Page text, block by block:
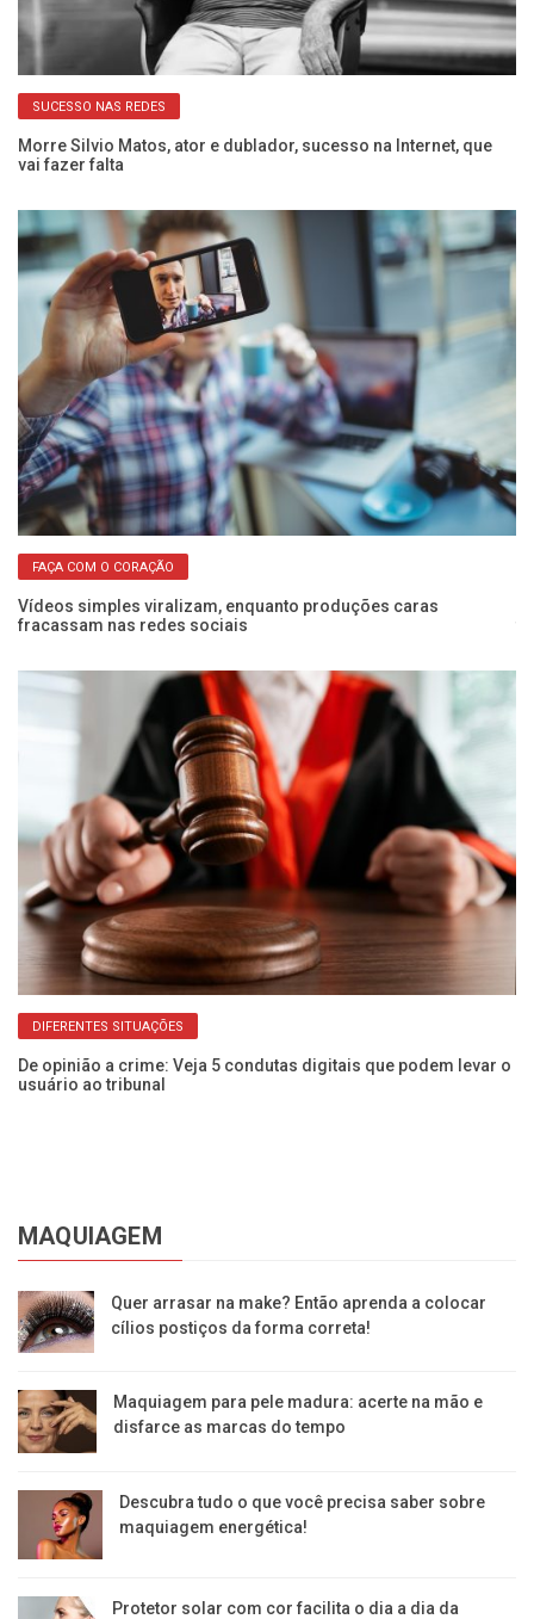
SUCESSO NAS REDES
Morre Silvio Matos, ator e dublador, sucesso na Internet, que
vai fazer falta
FAÇA COM O CORAÇÃO
Vídeos simples viralizam, enquanto produções caras
fracassam nas redes sociais
DIFERENTES SITUAÇÕES
De opinião a crime: Veja 5 condutas digitais que podem levar o
usuário ao tribunal
MAQUIAGEM
Quer arrasar na make? Então aprenda a colocar
cílios postiços da forma correta!
Maquiagem para pele madura: acerte na mão e
disfarce as marcas do tempo
Descubra tudo o que você precisa saber sobre
maquiagem energética!
Protetor solar com cor facilita o dia a dia da